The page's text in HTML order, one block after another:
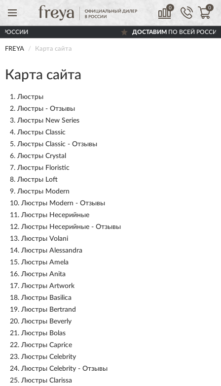
0 0
ПО ВСЕЙ РОССИИ
FREYA Карта сайта
Карта сайта
1. Люстры
2. Люстры - Отзывы
3. Люстры New Series
4. Люстры Classic
5. Люстры Classic - Отзывы
6. Люстры Crystal
7. Люстры Floristic
8. Люстры Loft
9. Люстры Modern
10. Люстры Modern - Отзывы
11. Люстры Несерийные
12. Люстры Несерийные - Отзывы
13. Люстры Volani
14. Люстры Alessandra
15. Люстры Amela
16. Люстры Anita
17. Люстры Artwork
18. Люстры Basilica
19. Люстры Bertrand
20. Люстры Beverly
21. Люстры Bolas
22. Люстры Caprice
23. Люстры Celebrity
24. Люстры Celebrity - Отзывы
25. Люстры Clarissa